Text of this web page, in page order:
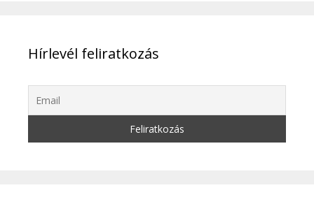
Hírlevél feliratkozás